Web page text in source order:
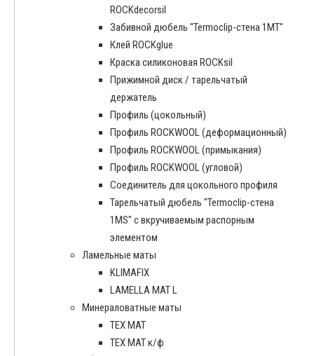
ROCKdecorsil
Забивной дюбель "Termoclip-стена 1MT"
Клей ROCKglue
Краска силиконовая ROCKsil
Прижимной диск / тарельчатый
держатель
Профиль (цокольный)
Профиль ROCKWOOL (деформационный)
Профиль ROCKWOOL (примыкания)
Профиль ROCKWOOL (угловой)
Соединитель для цокольного профиля
Тарельчатый дюбель "Termoclip-стена
1MS" с вкручиваемым распорным
элементом
Ламельные маты
KLIMAFIX
LAMELLA MAT L
Минераловатные маты
ТЕХ МАТ
ТЕХ МАТ к/ф